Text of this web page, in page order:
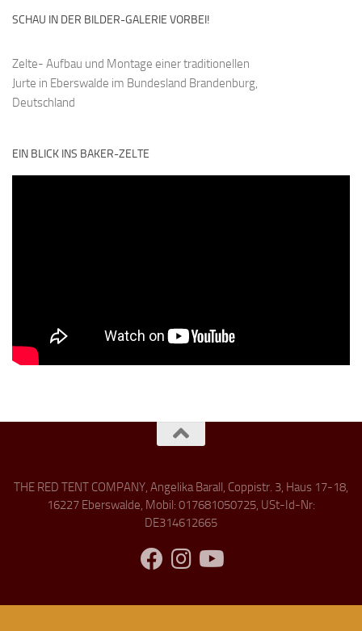
SCHAU IN DER BILDER-GALERIE VORBEI!
Zelte- Aufbau und Montage einer traditionellen
Jurte in Eberswalde im Bundesland Brandenburg,
Deutschland
EIN BLICK INS BAKER-ZELTE
THE RED TENT COMPANY, Angelika Barall, Coppistr. 3, Haus 17-18,
16227 Eberswalde, Mobil: 017681050725, USt-Id-Nr:
DE314612665